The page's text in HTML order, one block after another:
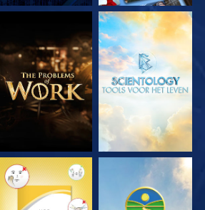
VERKEN DE SERIE VERKEN DE SERIE
KIJK KIJK